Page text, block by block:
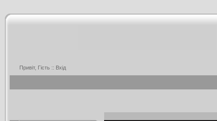
Привіт, Гість :: Вхід